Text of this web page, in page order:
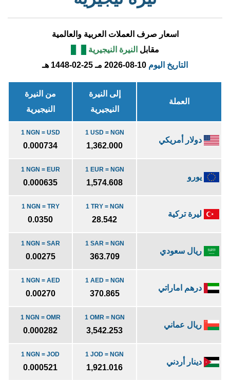
اسعار صرف العملات العربية والعالمية
مقابل النيرة النيجيرية
التاريخ اليوم 2026-08-10 مـ 1448-02-25 هـ
العملة
إلى النيرة
النيجيرية
من النيرة
النيجيرية
دولار أمريكي
1 USD = NGN
1,362.000
1 NGN = USD
0.000734
يورو
1 EUR = NGN
1,574.608
1 NGN = EUR
0.000635
ليرة تركية
1 TRY = NGN
28.542
1 NGN = TRY
0.0350
ريال سعودي
1 SAR = NGN
363.709
1 NGN = SAR
0.00275
درهم اماراتي
1 AED = NGN
370.865
1 NGN = AED
0.00270
ريال عماني
1 OMR = NGN
3,542.253
1 NGN = OMR
0.000282
دينار أردني
1 JOD = NGN
1,921.016
1 NGN = JOD
0.000521